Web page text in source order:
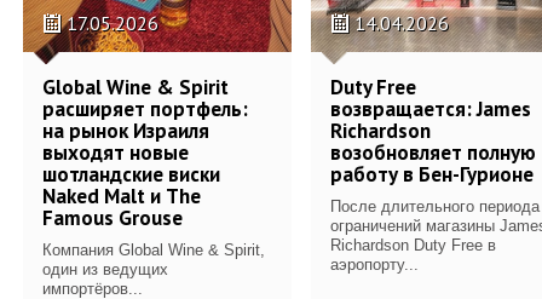
17.05.2026
Global Wine & Spirit
расширяет портфель:
на рынок Израиля
выходят новые
шотландские виски
Naked Malt и The
Famous Grouse
Компания Global Wine & Spirit,
один из ведущих
импортёров...
14.04.2026
Duty Free
возвращается: James
Richardson
возобновляет полную
работу в Бен-Гурионе
После длительного периода
ограничений магазины
Richardson Duty Free в
аэропорту...